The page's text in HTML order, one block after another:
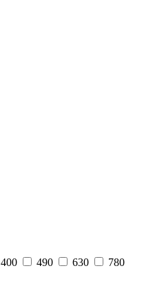
400 490 630
780